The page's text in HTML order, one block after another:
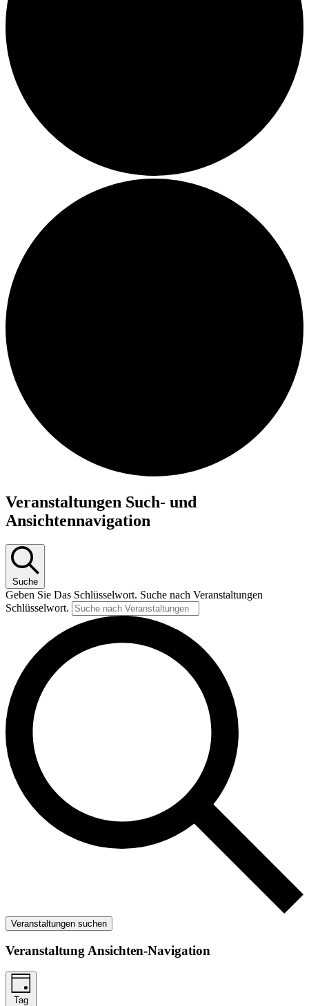
Veranstaltungen
für
11.
Juni
2026
Veranstaltungen Such- und
Ansichtennavigation
Suche
Geben Sie Das Schlüsselwort. Suche nach Veranstaltungen
Schlüsselwort.
Veranstaltungen suchen
Veranstaltung Ansichten-Navigation
Tag